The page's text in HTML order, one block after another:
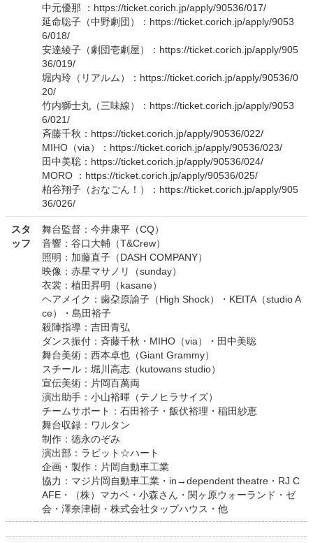
中元優那 ：https://ticket.corich.jp/apply/90536/017/
延命聡子（中野劇団）：https://ticket.corich.jp/apply/9053
6/018/
安達綾子（劇団壱劇屋）：https://ticket.corich.jp/apply/905
36/019/
堀内玲（リアルム）：https://ticket.corich.jp/apply/90536/0
20/
竹内獅士丸（三味線）：https://ticket.corich.jp/apply/9053
6/021/
斉藤千秋：https://ticket.corich.jp/apply/90536/022/
MIHO（via）：https://ticket.corich.jp/apply/90536/023/
田中美聡：https://ticket.corich.jp/apply/90536/024/
MORO ：https://ticket.corich.jp/apply/90536/025/
柏谷翔子（おなごん！）：https://ticket.corich.jp/apply/905
36/026/
スタ
ッフ
舞台監督：今井康平（CQ）
音響：谷口大輔（T&Crew）
照明：加藤直子（DASH COMPANY）
映像：赤星マサノリ（sunday）
衣裳：植田昇明（kasane）
ヘアメイク：歯朶原諭子（High Shock）・KEITA（studio A
ce）・島田裕子
殺陣指導：吉田青弘
ダンス振付：斉藤千秋・MIHO（via）・田中美聡
舞台美術：西本卓也（Giant Grammy）
スチール：堀川高志（kutowans studio）
宣伝美術：片岡百萬両
演出助手：小山裕暉（テノヒラサイズ）
チームサポート：石田裕子・飯伏裕理・稲田紗恵
舞台収録：ワルタン
制作：徳永のぞみ
演出部：ラビット☆ハート
企画・製作：片岡自動車工業
協力：マジ片岡自動車工業・in→dependent theatre・RJ C
AFE・（株）マカベ・小森さん・関ヶ原ウォーランド・ゼ
会・澤奈津樹・株式会社タップハウス・他